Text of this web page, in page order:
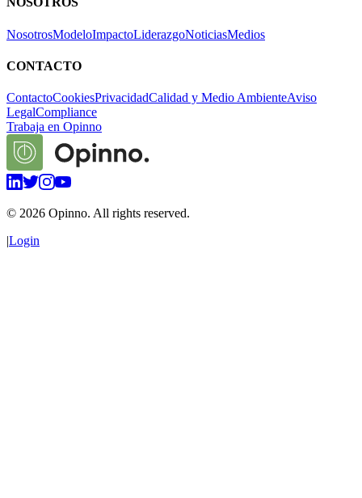
NosotrosModeloImpactoLiderazgoNoticiasMedios
CONTACTO
ContactoCookiesPrivacidadCalidad y Medio AmbienteAviso
LegalCompliance
Trabaja en Opinno
© 2026 Opinno. All rights reserved.
|Login